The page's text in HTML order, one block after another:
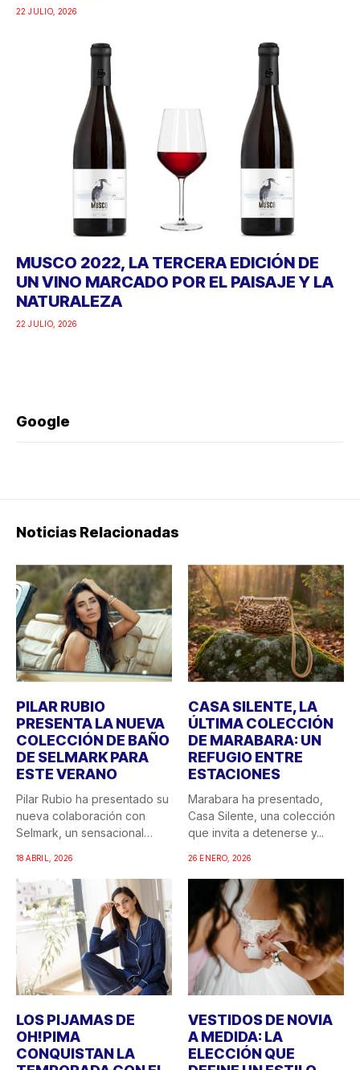
22 JULIO, 2026
MUSCO 2022, LA TERCERA EDICIÓN DE
UN VINO MARCADO POR EL PAISAJE Y LA
NATURALEZA
22 JULIO, 2026
Google
Noticias Relacionadas
PILAR RUBIO
PRESENTA LA NUEVA
COLECCIÓN DE BAÑO
DE SELMARK PARA
ESTE VERANO
Pilar Rubio ha presentado su
nueva colaboración con
Selmark, un sensacional
18 ABRIL, 2026
CASA SILENTE, LA
ÚLTIMA COLECCIÓN
DE MARABARA: UN
REFUGIO ENTRE
ESTACIONES
Marabara ha presentado,
Casa Silente, una colección
que invita a detenerse y...
26 ENERO, 2026
LOS PIJAMAS DE
OH!PIMA
CONQUISTAN LA
VESTIDOS DE NOVIA
A MEDIDA: LA
ELECCIÓN QUE